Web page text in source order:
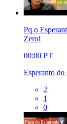
Pq o
Zero!
00:00 PT
Esperanto
2
1
0